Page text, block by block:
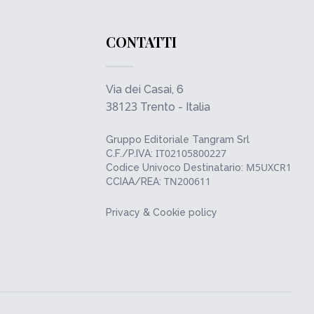
CONTATTI
Via dei Casai, 6
38123 Trento - Italia
Gruppo Editoriale Tangram Srl
C.F./P.IVA: IT02105800227
Codice Univoco Destinatario: M5UXCR1
CCIAA/REA: TN200611
Privacy & Cookie policy